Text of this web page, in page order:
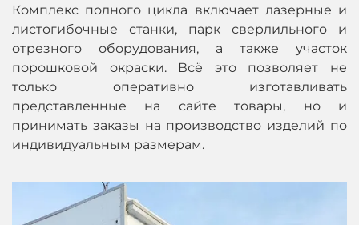
Комплекс полного цикла включает лазерные и
листогибочные станки, парк сверлильного и
отрезного оборудования, а также участок
порошковой окраски. Всё это позволяет не
только оперативно изготавливать
представленные на сайте товары, но и
принимать заказы на производство изделий по
индивидуальным размерам.